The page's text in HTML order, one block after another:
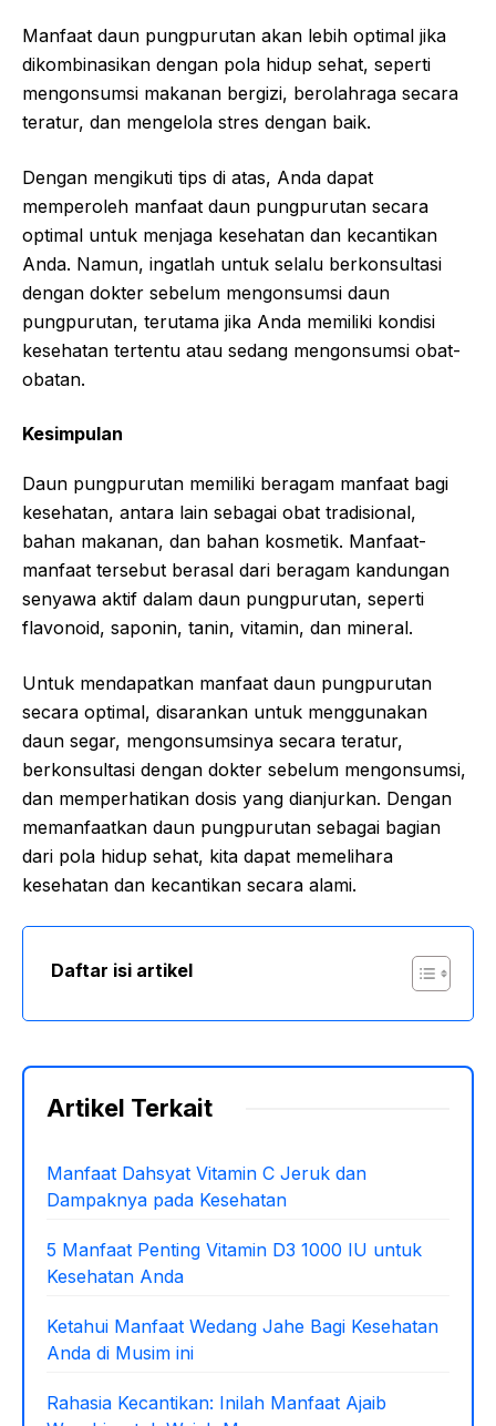
Manfaat daun pungpurutan akan lebih optimal jika
dikombinasikan dengan pola hidup sehat, seperti
mengonsumsi makanan bergizi, berolahraga secara
teratur, dan mengelola stres dengan baik.
Dengan mengikuti tips di atas, Anda dapat
memperoleh manfaat daun pungpurutan secara
optimal untuk menjaga kesehatan dan kecantikan
Anda. Namun, ingatlah untuk selalu berkonsultasi
dengan dokter sebelum mengonsumsi daun
pungpurutan, terutama jika Anda memiliki kondisi
kesehatan tertentu atau sedang mengonsumsi obat-
obatan.
Kesimpulan
Daun pungpurutan memiliki beragam manfaat bagi
kesehatan, antara lain sebagai obat tradisional,
bahan makanan, dan bahan kosmetik. Manfaat-
manfaat tersebut berasal dari beragam kandungan
senyawa aktif dalam daun pungpurutan, seperti
flavonoid, saponin, tanin, vitamin, dan mineral.
Untuk mendapatkan manfaat daun pungpurutan
secara optimal, disarankan untuk menggunakan
daun segar, mengonsumsinya secara teratur,
berkonsultasi dengan dokter sebelum mengonsumsi,
dan memperhatikan dosis yang dianjurkan. Dengan
memanfaatkan daun pungpurutan sebagai bagian
dari pola hidup sehat, kita dapat memelihara
kesehatan dan kecantikan secara alami.
Daftar isi artikel
Artikel Terkait
Manfaat Dahsyat Vitamin C Jeruk dan
Dampaknya pada Kesehatan
5 Manfaat Penting Vitamin D3 1000 IU untuk
Kesehatan Anda
Ketahui Manfaat Wedang Jahe Bagi Kesehatan
Anda di Musim ini
Rahasia Kecantikan: Inilah Manfaat Ajaib